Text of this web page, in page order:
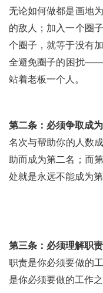
无论如何做都是画地
的敌人；加入一个圈
个圈子，就等于没有
全避免圈子的困扰——
站着老板一个人。
第二条：必须争取成
名次与帮助你的人数
助而成为第二名；而
处就是永远不能成为第
第三条：必须理解职
职责是你必须要做的
是你必须要做的工作